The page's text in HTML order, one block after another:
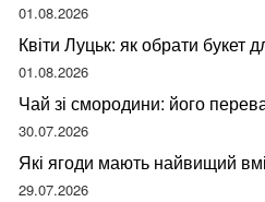
01.08.2026
Квіти Луцьк: як обрати букет
01.08.2026
Чай зі смородини: його
30.07.2026
Які ягоди мають найвищий
29.07.2026